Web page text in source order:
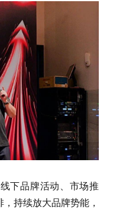
下品牌活动、市场推
持续放大品牌势能，